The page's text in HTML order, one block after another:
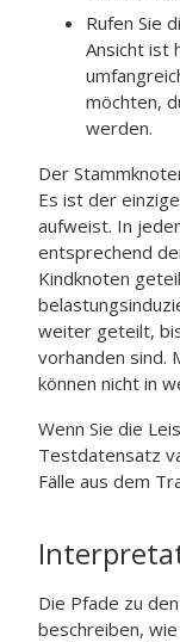
Rufen Sie
Ansicht ist
möchten,
werden.
Der
Es ist der
aufweist. In
entsprechend
Kindknoten
weiter geteilt,
vorhanden sind.
können nicht in
Wenn Sie die
Testdatensatz
Fälle aus dem
Die Pfade zu
beschreiben,